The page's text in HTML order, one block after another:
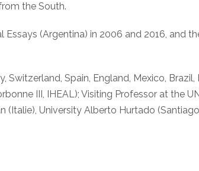
the South.
(Argentina) in 2006 and 2016, and
Spain, England, Mexico, Brazil,
III, IHEAL); Visiting Professor at the
(Italie), University Alberto Hurtado